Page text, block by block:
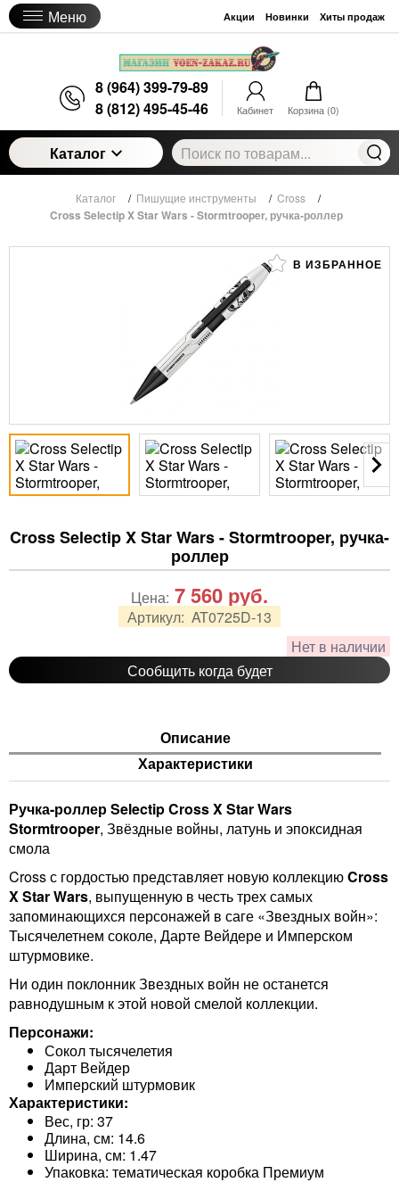
Меню Акции Новинки Хиты продаж
8 (964) 399-79-89
8 (812) 495-45-46
Кабинет Корзина (0)
Каталог
Каталог / Пишущие инструменты / Cross /
Cross Selectip X Star Wars - Stormtrooper, ручка-роллер
В ИЗБРАННОЕ
Cross Selectip X Star Wars - Stormtrooper, ручка-
роллер
Артикул: AT0725D-13
Нет в наличии
Сообщить когда будет
Цена: 7 560 руб.
Описание
Характеристики
Ручка-роллер Selectip Cross X Star Wars
Stormtrooper, Звёздные войны, латунь и эпоксидная
смола
Cross с гордостью представляет новую коллекциюCross
X Star Wars, выпущенную в честь трех самых
запоминающихся персонажей в саге «Звездных войн»:
Тысячелетнем соколе, Дарте Вейдере и Имперском
штурмовике.
Ни один поклонник Звездных войн не останется
равнодушным к этой новой смелой коллекции.
Персонажи:
Сокол тысячелетия
Дарт Вейдер
Имперский штурмовик
Характеристики:
Вес, гр: 37
Длина, см: 14.6
Ширина, см: 1.47
Упаковка: тематическая коробка Премиум